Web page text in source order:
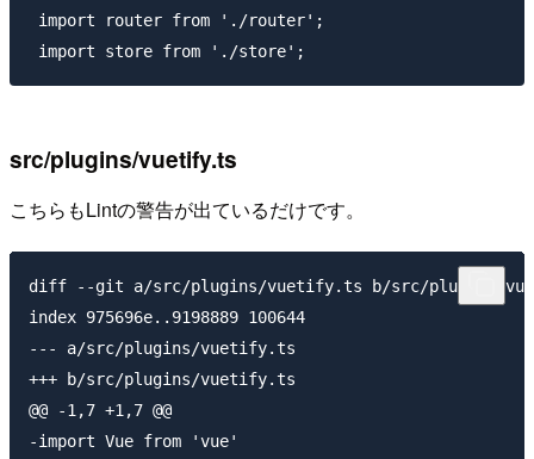
import router from './router';
src/plugins/vuetify.ts
こちらもLintの警告が出ているだけです。
diff --git a/src/plugins/vuetify.ts b/src/plugins/
index 975696e..9198889 100644
--- a/src/plugins/vuetify.ts
+++ b/src/plugins/vuetify.ts
@@ -1,7 +1,7 @@
-import Vue from 'vue'